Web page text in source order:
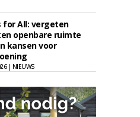
for All: vergeten
openbare ruimte
kansen voor
| NIEUWS